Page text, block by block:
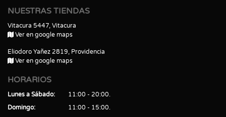
NUESTRAS TIENDAS
Vitacura 5447, Vitacura
Ver en google maps
Eliodoro Yañez 2819, Providencia
Ver en google maps
HORARIOS
Lunes a Sábado
11:00 - 20:00
Domingo
11:00 - 15:00